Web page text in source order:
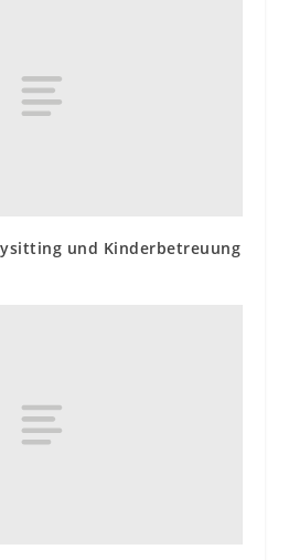
und Kinderbetreuung